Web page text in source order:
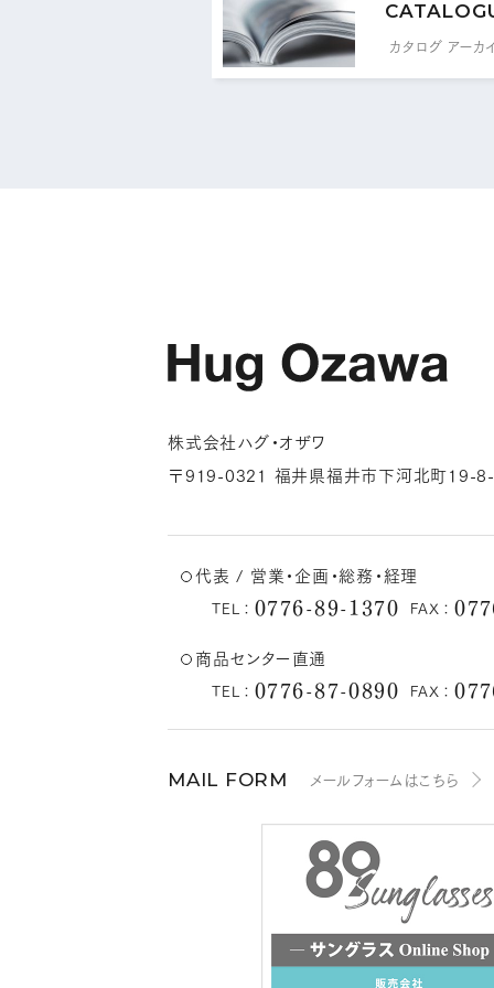
カタログ アーカ
株式会社ハグ・オザワ
〒919-0321 福井県福井市下河北町19-
代表 / 営業・企画・総務・経理
TEL： 0776-89-1370 FAX：
商品センター直通
TEL： 0776-87-0890 FAX：
MAIL FORM メールフォームはこちら